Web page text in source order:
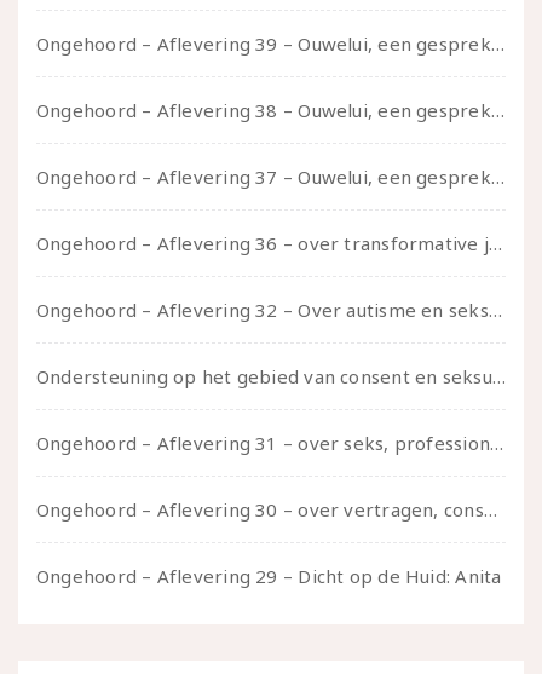
Ongehoord – Aflevering 39 – Ouwelui, een gesprek met Pepijn en Ivo over hun regenbooggezin, eigenzinnig ouder worden en Cruise Control
Ongehoord – Aflevering 38 – Ouwelui, een gesprek met vreer over behoefte aan geborgenheid en het behouden van je idealen
Ongehoord – Aflevering 37 – Ouwelui, een gesprek met non over seksualiteit, transitie en ageism
Ongehoord – Aflevering 36 – over transformative justice – in gesprek met Ella en carson
Ongehoord – Aflevering 32 – Over autisme en seksualiteit – in gesprek met Roos Reijbroek
Ondersteuning op het gebied van consent en seksualiteit
Ongehoord – Aflevering 31 – over seks, professioneel en persoonlijk, een gesprek met Marije
Ongehoord – Aflevering 30 – over vertragen, consent en negatieve gevoelens met Meg-John Barker
Ongehoord – Aflevering 29 – Dicht op de Huid: Anita